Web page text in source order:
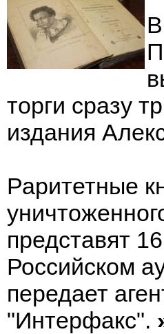
торги сразу
издания
Раритетные
представят
Российском
передает
"Интерфакс".